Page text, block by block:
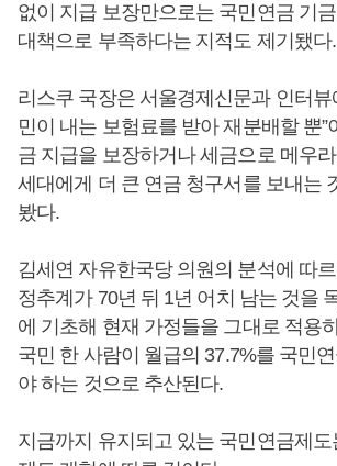
없이 지급 보장만으로는 국민연금 기
대책으로 부족하다는 지적도 제기됐다.
리스쿠 국장은 서울경제신문과 인터뷰
민이 내는 보험료를 받아 재분배할 뿐”
금 지급을 보장하거나 세금으로 메우
세대에게 더 큰 연금 청구서를 보내는
봤다.
김세연 자유한국당 의원의 분석에 따
정추계가 70년 뒤 1년 어치 남는 것을
에 기초해 현재 가정들을 그대로 적용
국민 한 사람이 월급의 37.7%를 국민
야 하는 것으로 추산된다.
지금까지 유지되고 있는 국민연금제도